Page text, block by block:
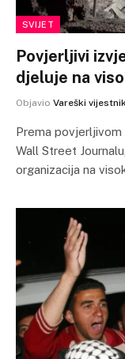
SVIJET
Povjerljivi
djeluje na
Objavio Vareški vijestnik
Prema
Wall Street
organizacija na